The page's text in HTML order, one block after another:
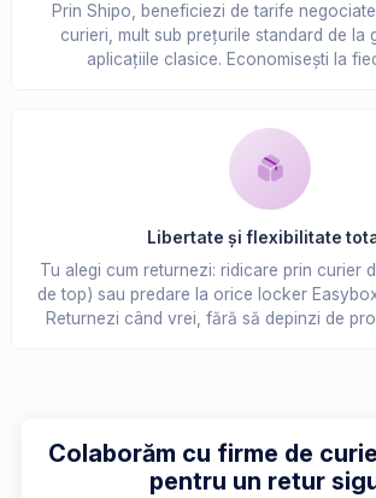
Prin Shipo, beneficiezi de tarife
curieri, mult sub prețurile standard de la
aplicațiile clasice. Economisești la
Libertate și flexibilitate
Tu alegi cum returnezi: ridicare prin curier
de top) sau predare la orice locker
Returnezi când vrei, fără să depinzi de
Colaborăm cu firme de
pentru un retur